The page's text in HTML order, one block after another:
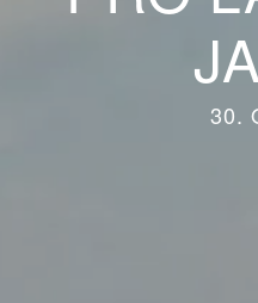
30.